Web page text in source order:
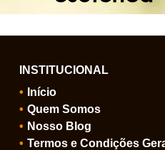
INSTITUCIONAL
Início
Quem Somos
Nosso Blog
Termos e Condições